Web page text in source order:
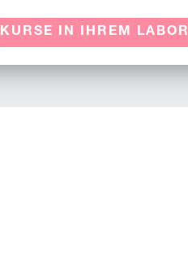
KURSE IN IHREM LABOR